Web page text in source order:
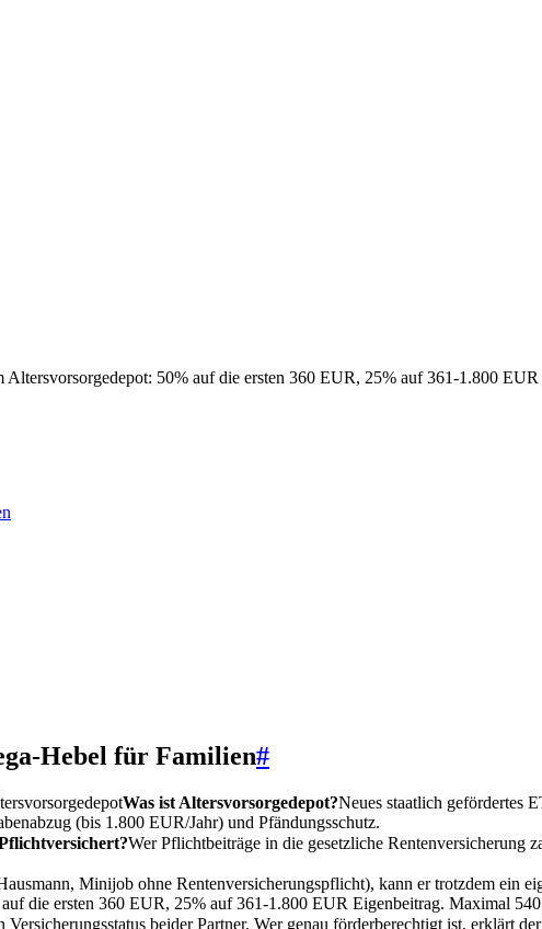
Altersvorsorgedepot: 50% auf die ersten 360 EUR, 25% auf 361-1.800
Hebel für Familien#
Was ist Altersvorsorgedepot?Neues staatlich gefördertes
(bis 1.800 EUR/Jahr) und Pfändungsschutz.
Wer Pflichtbeiträge in die gesetzliche
Minijob ohne Rentenversicherungspflicht), kann er trotzdem ein
die ersten 360 EUR, 25% auf 361-1.800 EUR Eigenbeitrag. Maximal
Versicherungsstatus beider Partner. Wer genau förderberechtigt ist, erklärt